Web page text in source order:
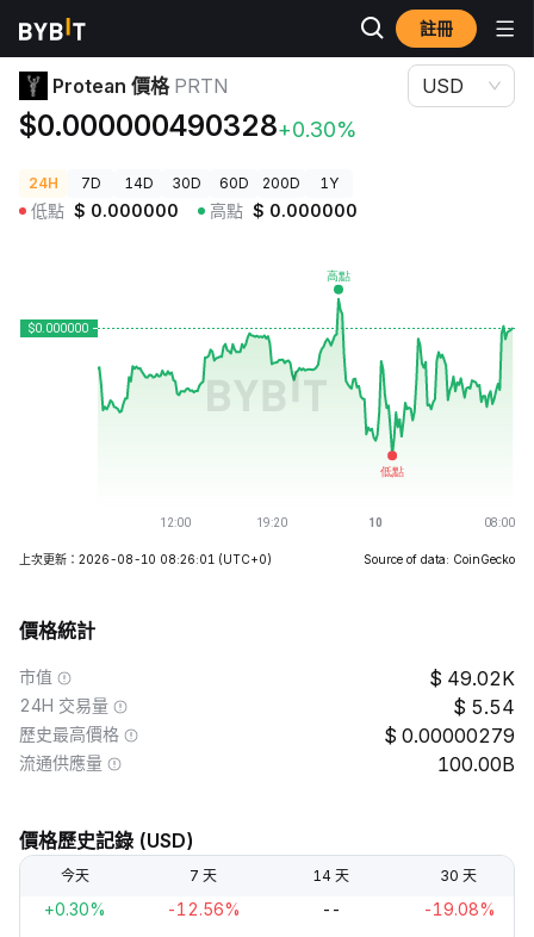
註冊
加密貨幣價格
Protean 價格 PRTN
$0.000000490328+0.30%
USD
24H 7D 14D 30D 60D 200D 1Y
低點 $ 0.000000 高點 $ 0.000000
上次更新：2026-08-10 08:26:01 (UTC+0) Source of data: CoinGecko
價格統計
市值 49.02K
24H 交易量 5.54
歷史最高價格 0.00000279
流通供應量 100.00B
價格歷史記錄 (USD)
今天 7 天 14 天 30 天
+0.30% -12.56% -- -19.08%